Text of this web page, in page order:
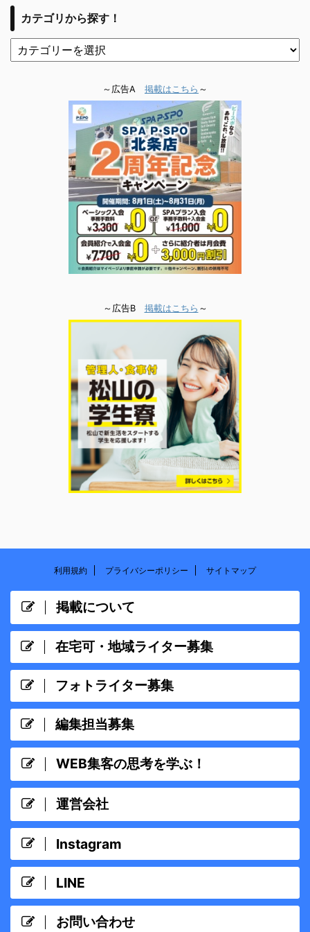
カテゴリから探す！
～広告A 掲載はこちら ～
～広告B 掲載はこちら ～
利用規約 プライバシーポリシー サイトマップ
掲載について
在宅可・地域ライター募集
フォトライター募集
編集担当募集
WEB集客の思考を学ぶ！
運営会社
Instagram
LINE
お問い合わせ